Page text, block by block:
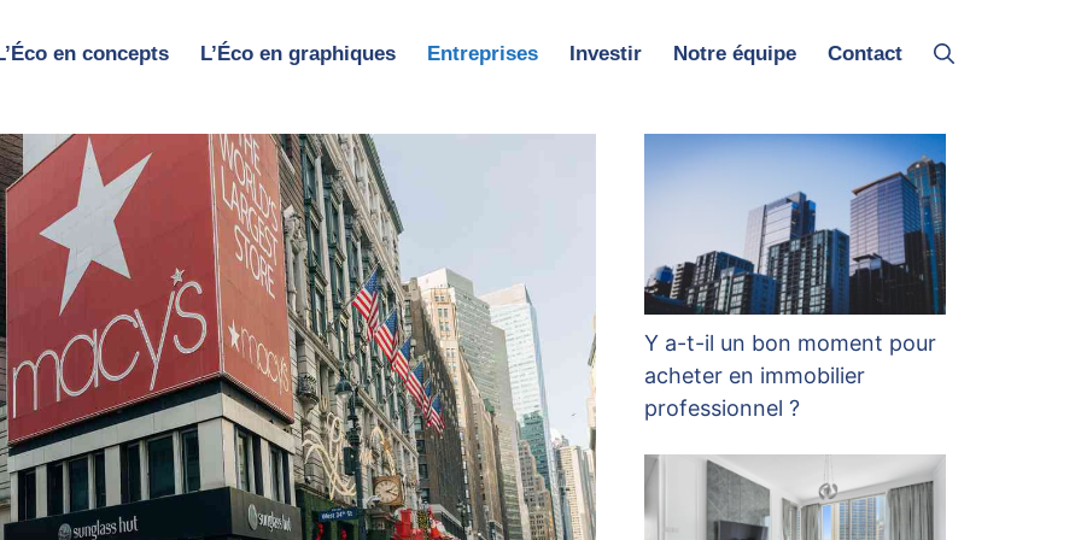
en concepts L’Éco en graphiques Entreprises Investir Notre équipe Contact
Y a-t-il un bon moment pour
acheter en immobilier
professionnel ?